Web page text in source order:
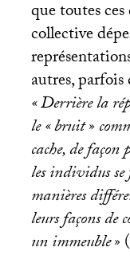
que toutes
collective
autres,
«Derrière la
le «bruit»
cache, de
les individus se
manières
leurs façons de
un immeuble»